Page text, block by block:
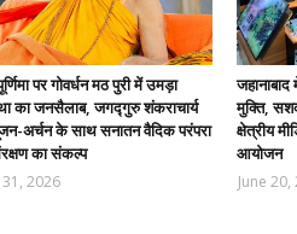
पर गोवर्धन मठ पुरी में उमड़ा
का जनसैलाब, जगद्गुरु शंकराचार्य
अर्चन के साथ सनातन वैदिक परंपरा
का संकल्प
31, 2026
मुक्ति,
क्षेत्रीय
आयोजन
June 20,